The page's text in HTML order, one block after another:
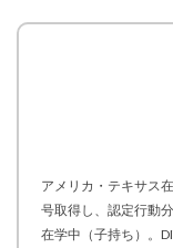
アメリカ・テキサス
号取得し、認定行動
在学中（子持ち）。